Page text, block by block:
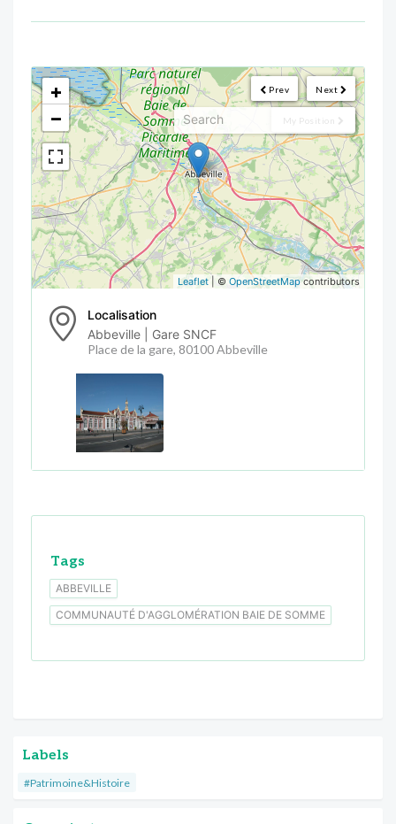
Next
Prev
My Position
<!---->
+
−
Leaflet | © OpenStreetMapcontributors
Localisation
Abbeville | Gare SNCF
Place de la gare, 80100 Abbeville
Tags
ABBEVILLE
COMMUNAUTÉ D'AGGLOMÉRATION BAIE DE SOMME
Labels
#Patrimoine&Histoire